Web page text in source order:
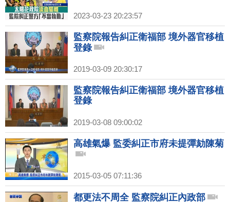
2023-03-23 20:23:57
監察院報告糾正衛福部 境外器官移植
登錄
2019-03-09 20:30:17
監察院報告糾正衛福部 境外器官移植
登錄
2019-03-08 09:00:02
高雄氣爆 監委糾正市府未提彈劾陳菊
2015-03-05 07:11:36
都更法不周全 監察院糾正內政部